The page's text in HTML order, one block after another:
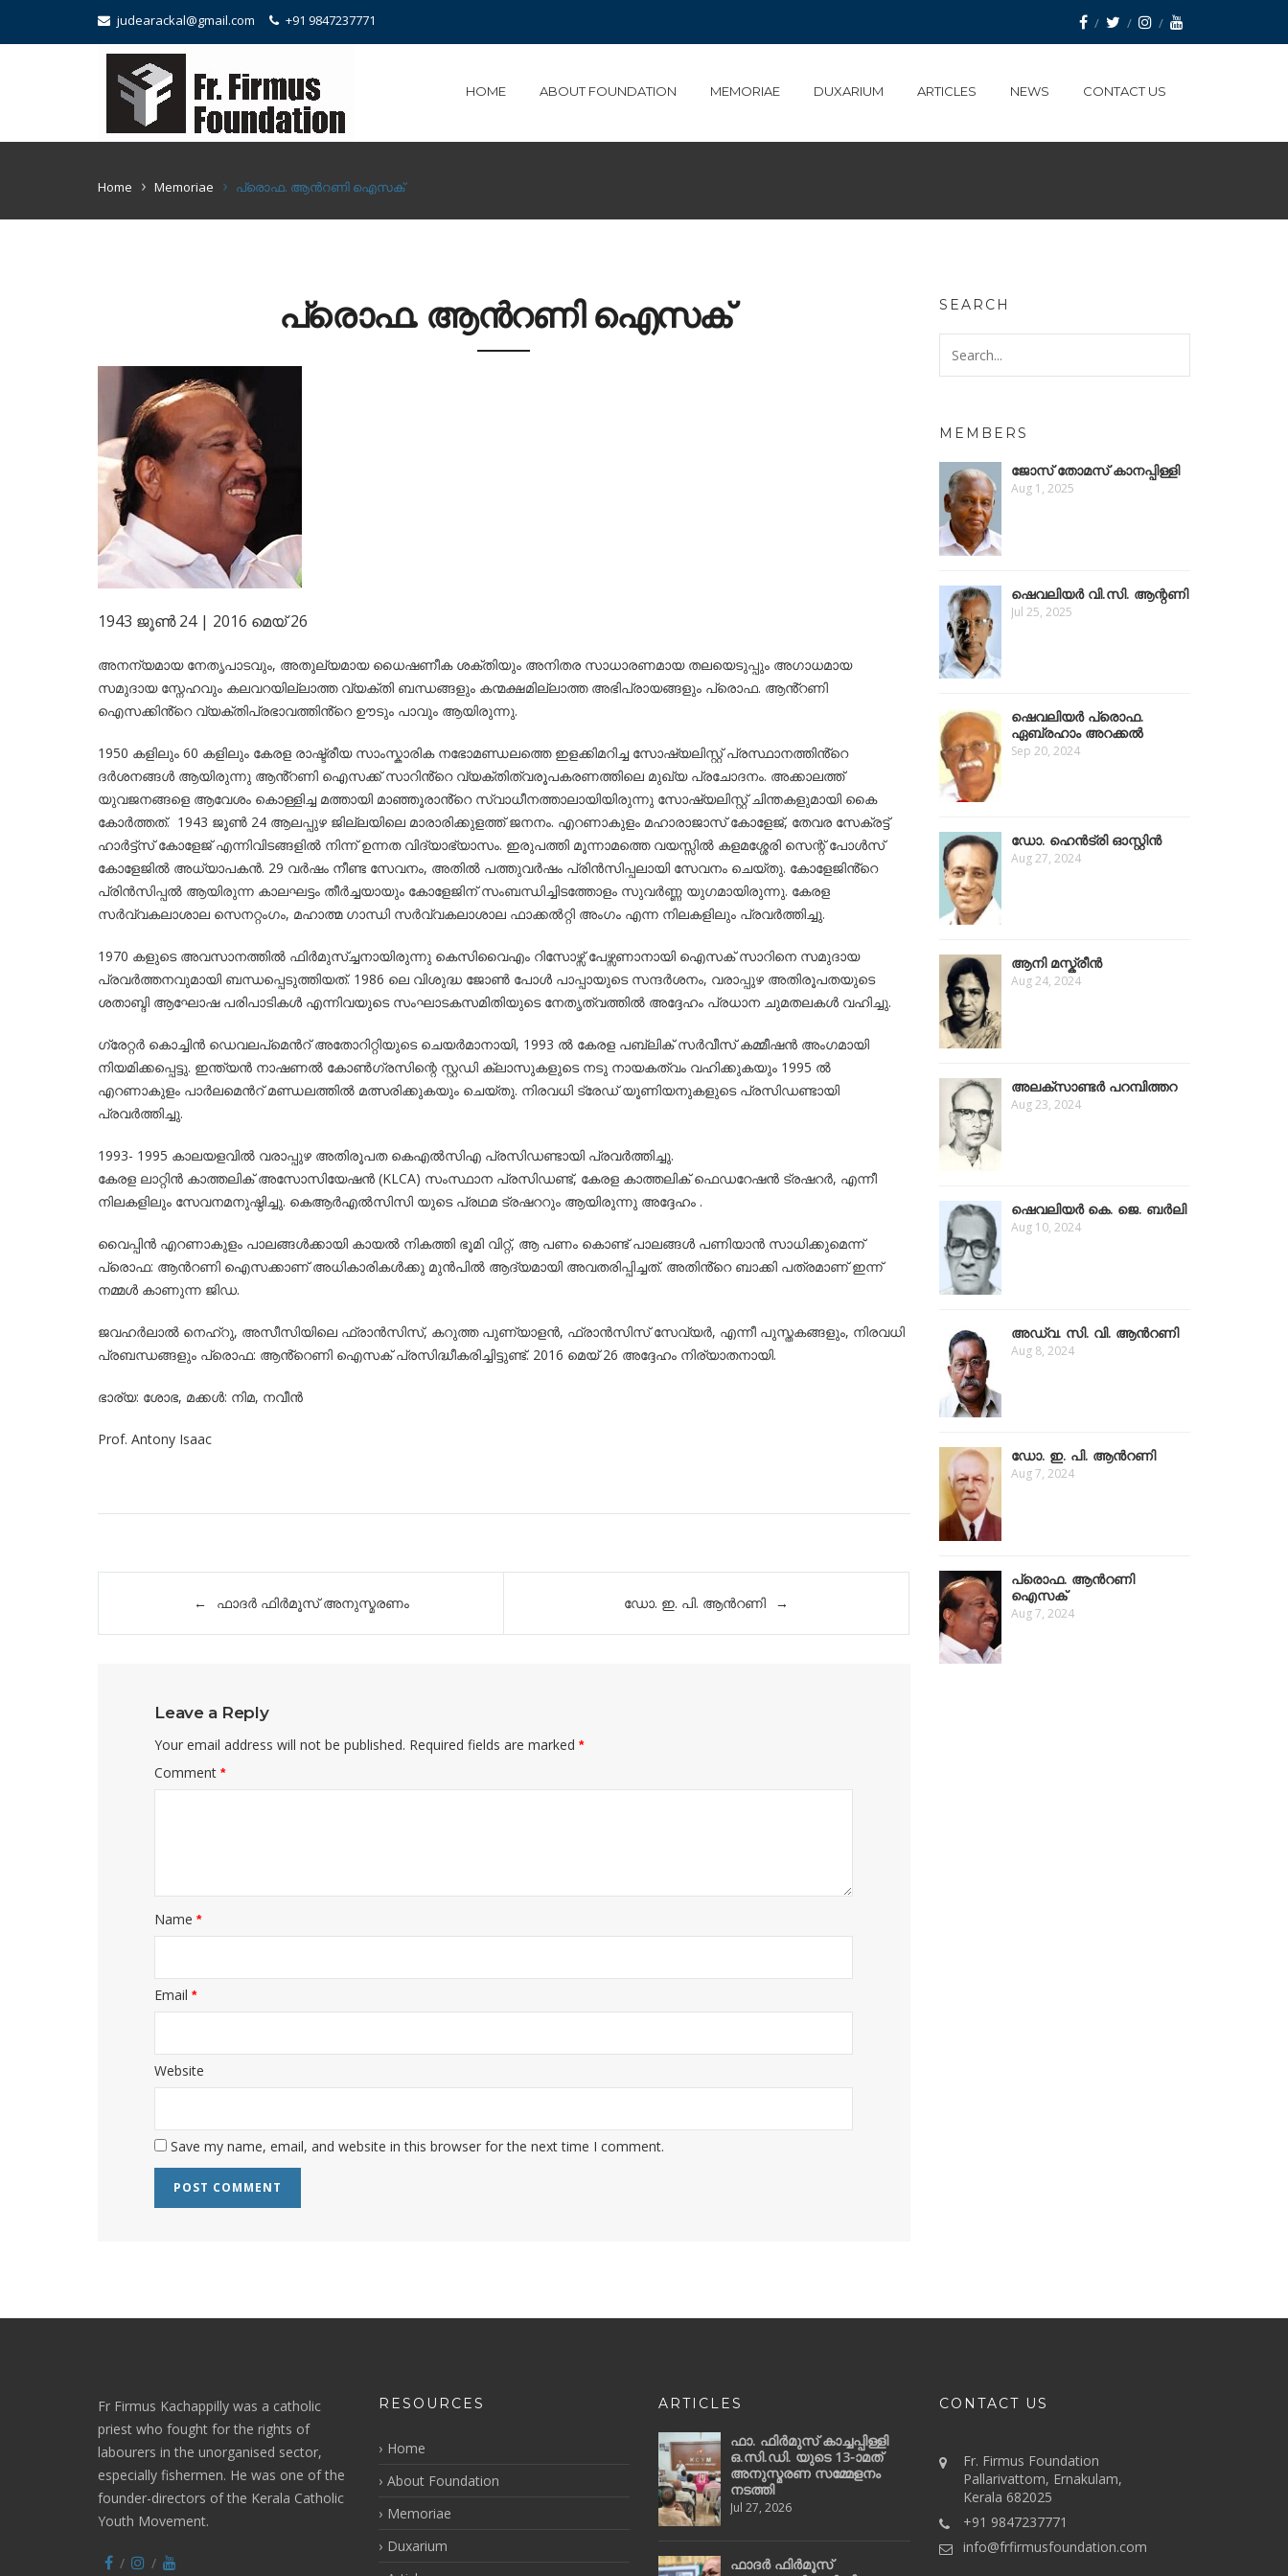
judearackal@gmail.com +91 9847237771
HOME ABOUT FOUNDATION MEMORIAE DUXARIUM ARTICLES NEWS CONTACT US
Home Memoriae പ്രൊഫ. ആൻറണി ഐസക്
പ്രൊഫ. ആൻറണി ഐസക്
1943 ജൂൺ 24 | 2016 മെയ് 26
അനന്യമായ നേതൃപാടവും, അതുല്യമായ ധൈഷണീക ശക്തിയും അനിതര സാധാരണമായ തലയെടുപ്പും അഗാധമായ
സമുദായ സ്നേഹവും കലവറയില്ലാത്ത വ്യക്തി ബന്ധങ്ങളും കന്മക്ഷമില്ലാത്ത അഭിപ്രായങ്ങളും പ്രൊഫ. ആൻ്റണി
ഐസക്കിൻ്റെ വ്യക്തിപ്രഭാവത്തിൻ്റെ ഊടും പാവും ആയിരുന്നു.
1950 കളിലും 60 കളിലും കേരള രാഷ്ട്രീയ സാംസ്കാരിക നഭോമണ്ഡലത്തെ ഇളക്കിമറിച്ച സോഷ്യലിസ്റ്റ് പ്രസ്ഥാനത്തിൻ്റെ
ദർശനങ്ങൾ ആയിരുന്നു ആൻ്റണി ഐസക്ക് സാറിൻ്റെ വ്യക്തിത്വരൂപകരണത്തിലെ മുഖ്യ പ്രചോദനം. അക്കാലത്ത്
യുവജനങ്ങളെ ആവേശം കൊള്ളിച്ച മത്തായി മാഞ്ഞൂരാൻ്റെ സ്വാധീനത്താലായിയിരുന്നു സോഷ്യലിസ്റ്റ് ചിന്തകളുമായി കൈ
കോർത്തത്. 1943 ജൂൺ 24 ആലപ്പുഴ ജില്ലയിലെ മാരാരിക്കുളത്ത് ജനനം. എറണാകുളം മഹാരാജാസ് കോളേജ്, തേവര സേക്രട്ട്
ഹാർട്ട്സ് കോളേജ് എന്നിവിടങ്ങളിൽ നിന്ന് ഉന്നത വിദ്യാഭ്യാസം. ഇരുപത്തി മൂന്നാമത്തെ വയസ്സിൽ കളമശ്ശേരി സെന്റ് പോൾസ്
കോളേജിൽ അധ്യാപകൻ. 29 വർഷം നീണ്ട സേവനം, അതിൽ പത്തുവർഷം പ്രിൻസിപ്പലായി സേവനം ചെയ്തു. കോളേജിൻ്റെ
പ്രിൻസിപ്പൽ ആയിരുന്ന കാലഘട്ടം തീർച്ചയായും കോളേജിന് സംബന്ധിച്ചിടത്തോളം സുവർണ്ണ യുഗമായിരുന്നു. കേരള
സർവ്വകലാശാല സെനറ്റംഗം, മഹാത്മ ഗാന്ധി സർവ്വകലാശാല ഫാക്കൽറ്റി അംഗം എന്ന നിലകളിലും പ്രവർത്തിച്ചു.
1970 കളുടെ അവസാനത്തിൽ ഫിർമുസ്ച്ചനായിരുന്നു കെസിവൈഎം റിസോഴ്സ് പേഴ്സണാനായി ഐസക് സാറിനെ സമുദായ
പ്രവർത്തനവുമായി ബന്ധപ്പെടുത്തിയത്. 1986 ലെ വിശുദ്ധ ജോൺ പോൾ പാപ്പായുടെ സന്ദർശനം, വരാപ്പുഴ അതിരൂപതയുടെ
ശതാബ്ദി ആഘോഷ പരിപാടികൾ എന്നിവയുടെ സംഘാടകസമിതിയുടെ നേതൃത്വത്തിൽ അദ്ദേഹം പ്രധാന ചുമതലകൾ വഹിച്ചു.
ഗ്രേറ്റർ കൊച്ചിൻ ഡെവലപ്മെൻറ് അതോറിറ്റിയുടെ ചെയർമാനായി, 1993 ൽ കേരള പബ്ലിക് സർവീസ് കമ്മീഷൻ അംഗമായി
നിയമിക്കപ്പെട്ടു. ഇന്ത്യൻ നാഷണൽ കോൺഗ്രസിന്റെ സ്റ്റഡി ക്ലാസുകളുടെ നടു നായകത്വം വഹിക്കുകയും 1995 ൽ
എറണാകുളം പാർലമെൻറ് മണ്ഡലത്തിൽ മത്സരിക്കുകയും ചെയ്തു. നിരവധി ട്രേഡ് യൂണിയനുകളുടെ പ്രസിഡണ്ടായി
പ്രവർത്തിച്ചു.
1993- 1995 കാലയളവിൽ വരാപ്പുഴ അതിരൂപത കെഎൽസിഎ പ്രസിഡണ്ടായി പ്രവർത്തിച്ചു.
കേരള ലാറ്റിൻ കാത്തലിക് അസോസിയേഷൻ (KLCA) സംസ്ഥാന പ്രസിഡണ്ട്, കേരള കാത്തലിക് ഫെഡറേഷൻ ട്രഷറർ, എന്നീ
നിലകളിലും സേവനമനുഷ്ഠിച്ചു. കെആർഎൽസിസി യുടെ പ്രഥമ ട്രഷററും ആയിരുന്നു അദ്ദേഹം .
വൈപ്പിൻ എറണാകുളം പാലങ്ങൾക്കായി കായൽ നികത്തി ഭൂമി വിറ്റ്, ആ പണം കൊണ്ട് പാലങ്ങൾ പണിയാൻ സാധിക്കുമെന്ന്
പ്രൊഫ: ആൻറണി ഐസക്കാണ് അധികാരികൾക്കു മുൻപിൽ ആദ്യമായി അവതരിപ്പിച്ചത്. അതിൻ്റെ ബാക്കി പത്രമാണ് ഇന്ന്
നമ്മൾ കാണുന്ന ജിഡ.
ജവഹർലാൽ നെഹ്റു, അസീസിയിലെ ഫ്രാൻസിസ്, കറുത്ത പുണ്യാളൻ, ഫ്രാൻസിസ് സേവ്യർ, എന്നീ പുസ്തകങ്ങളും, നിരവധി
പ്രബന്ധങ്ങളും പ്രൊഫ: ആൻ്റെണി ഐസക് പ്രസിദ്ധീകരിച്ചിട്ടുണ്ട്. 2016 മെയ് 26 അദ്ദേഹം നിര്യാതനായി.
ഭാര്യ: ശോഭ, മക്കൾ: നിമ, നവീൻ
Prof. Antony Isaac
ഫാദർ ഫിർമൂസ് അനുസ്മരണം ഡോ. ഇ. പി. ആൻറണി
Leave a Reply
Your email address will not be published. Required fields are marked*
Comment*
Name*
Email*
Website
Save my name, email, and website in this browser for the next time I comment.
SEARCH
MEMBERS
ജോസ് തോമസ് കാനപ്പിള്ളി
Aug 1, 2025
ഷെവലിയർ വി.സി. ആന്റണി
Jul 25, 2025
ഷെവലിയര്‍ പ്രൊഫ.
ഏബ്രഹാം അറക്കൽ
Sep 20, 2024
ഡോ. ഹെൻട്രി ഓസ്റ്റിന്‍
Aug 27, 2024
ആനി മസ്ക്രീന്‍
Aug 24, 2024
അലക്സാണ്ടർ പറമ്പിത്തറ
Aug 23, 2024
ഷെവലിയർ കെ. ജെ. ബർലി
Aug 10, 2024
അഡ്വ. സി. വി. ആൻറണി
Aug 8, 2024
ഡോ. ഇ. പി. ആൻറണി
Aug 7, 2024
പ്രൊഫ. ആൻറണി
ഐസക്
Aug 7, 2024
Fr Firmus Kachappilly was a catholic
priest who fought for the rights of
labourers in the unorganised sector,
especially fishermen. He was one of the
founder-directors of the Kerala Catholic
Youth Movement.
RESOURCES
Home
About Foundation
Memoriae
Duxarium
ARTICLES
ഫാ. ഫിർമുസ് കാച്ചപ്പിള്ളി
ഒ.സി.ഡി. യുടെ 13-ാമത്
അനുസ്മരണ സമ്മേളനം
നടത്തി
Jul 27, 2026
ഫാദർ ഫിർമൂസ്
CONTACT US
Fr. Firmus Foundation
Pallarivattom, Ernakulam,
Kerala 682025
+91 9847237771
info@frfirmusfoundation.com